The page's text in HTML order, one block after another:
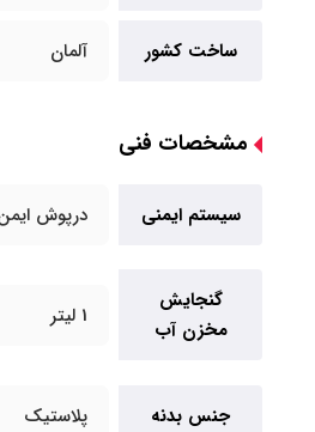
ساخت کشور آلمان
مشخصات فنی
سیستم ایمنی درپوش
گنجایش
مخزن آب
1 لیتر
جنس بدنه پلاستیک